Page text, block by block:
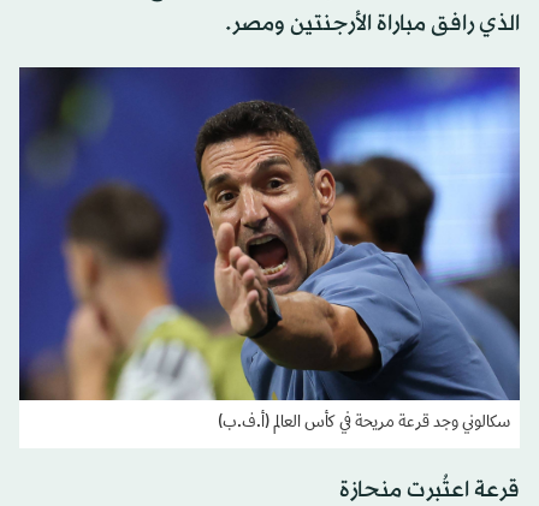
الذي رافق مباراة الأرجنتين ومصر.
سكالوني وجد قرعة مريحة في كأس العالم (أ.ف.ب)
قرعة اعتُبرت منحازة